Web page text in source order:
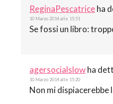
ReginaPescatriceha
10 Marzo 2014 alle 15:51
Se fossi un libro:
agersocialslowha
10 Marzo 2014 alle 15:20
Non mi dispiacerebbe